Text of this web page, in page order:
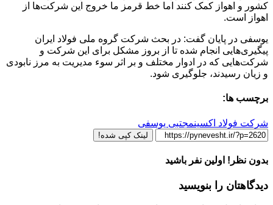
کشور و اهواز کمک کنند اما خط قرمز ما خروج این شرکت‌ها از
اهواز است.
یوسفی در پایان گفت: در بحث شرکت گروه ملی فولاد ایران
پیگیری‌هایی انجام شده تا از بروز مشکل برای این شرکت و
شرکت‌هایی که در ادوار مختلف و بر اثر سوء مدیریت به مرز نابودی
و زیان رسیدند، جلوگیری شود.
برچسب ها:
شرکت فولاد اکسینمجتبی یوسفی
لینک کپی شده!
بدون نظر! اولین نفر باشید
دیدگاهتان را بنویسید